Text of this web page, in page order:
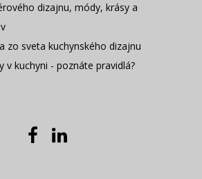
dizajnu, módy, krásy a
zo sveta kuchynského dizajnu
v kuchyni - poznáte pravidlá?